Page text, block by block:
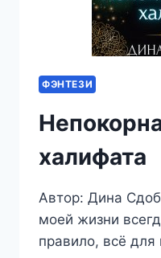
ФЭНТЕЗИ
халифата
Автор: Дина
моей жизни
правило, всё